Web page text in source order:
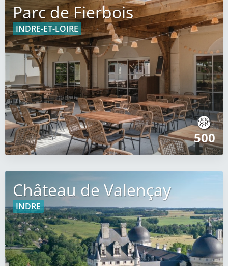
Parc de Fierbois
INDRE-ET-LOIRE
500
Château de Valençay
INDRE